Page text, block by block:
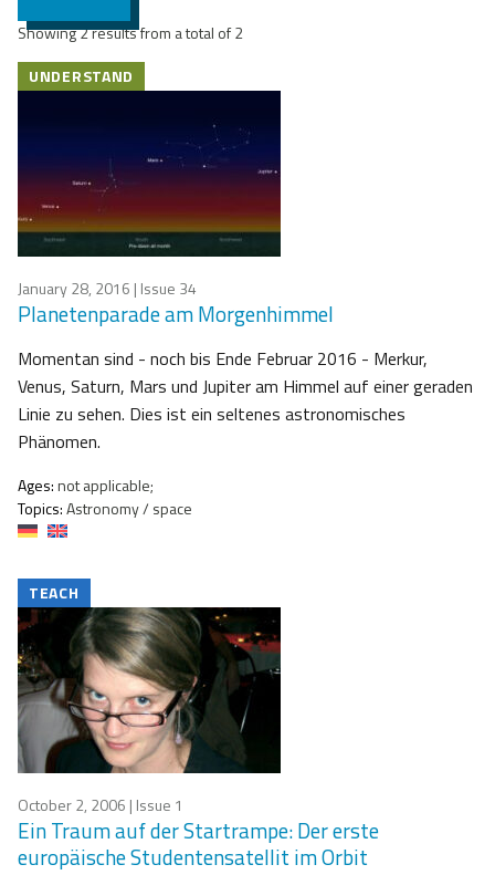
Showing 2 results from a total of 2
UNDERSTAND
January 28, 2016 | Issue 34
Planetenparade am Morgenhimmel
Momentan sind - noch bis Ende Februar 2016 - Merkur,
Venus, Saturn, Mars und Jupiter am Himmel auf einer geraden
Linie zu sehen. Dies ist ein seltenes astronomisches
Phänomen.
Ages:not applicable;
Topics:Astronomy / space
TEACH
October 2, 2006 | Issue 1
Ein Traum auf der Startrampe: Der erste
europäische Studentensatellit im Orbit